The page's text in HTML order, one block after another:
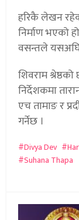
हरिकै लेखन
निर्माण भएको
वसन्तले यसअघि
शिवराम
निर्देशकमा
एच तामाङ र
गर्नेछ ।
Divya Dev
Suhana Thapa